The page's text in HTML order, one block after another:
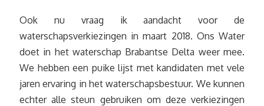
Ook nu vraag ik aandacht voor de
waterschapsverkiezingen in maart 2018. Ons Water
doet in het waterschap Brabantse Delta weer mee.
We hebben een puike lijst met kandidaten met vele
jaren ervaring in het waterschapsbestuur. We kunnen
echter alle steun gebruiken om deze verkiezingen